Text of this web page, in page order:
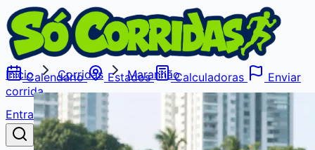
Calendário Estados Calculadoras
Enviar
corrida
Entrar
Buscar
Início Corridas Maranhão